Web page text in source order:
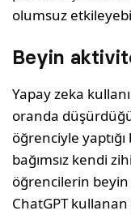
olumsuz
Beyin
Yapay zeka
oranda düşürdüğü
öğrenciyle
bağımsız kendi
öğrencilerin
ChatGPT